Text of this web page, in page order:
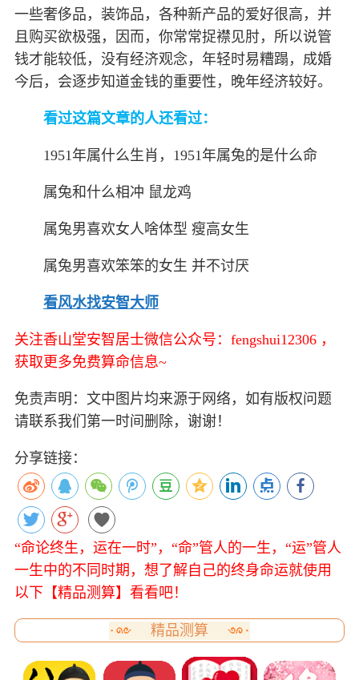
一些奢侈品，装饰品，各种新产品的爱好很高，并
且购买欲极强，因而，你常常捉襟见肘，所以说管
钱才能较低，没有经济观念，年轻时易糟蹋，成婚
今后，会逐步知道金钱的重要性，晚年经济较好。
看过这篇文章的人还看过：
1951年属什么生肖，1951年属兔的是什么命
属兔和什么相冲 鼠龙鸡
属兔男喜欢女人啥体型 瘦高女生
属兔男喜欢笨笨的女生 并不讨厌
看风水找安智大师
关注香山堂安智居士微信公众号：fengshui12306 ，
获取更多免费算命信息~
免责声明：文中图片均来源于网络，如有版权问题
请联系我们第一时间删除，谢谢！
分享链接：
“命论终生，运在一时”，“命”管人的一生，“运”管人
一生中的不同时期，想了解自己的终身命运就使用
以下【精品测算】看看吧！
精品测算